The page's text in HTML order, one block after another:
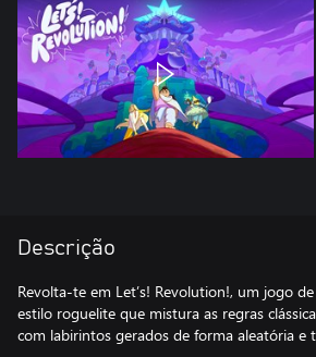
Descrição
Revolta‑te em Let’s! Revolution!, um jogo
estilo roguelite que mistura as regras
com labirintos gerados de forma aleatória e